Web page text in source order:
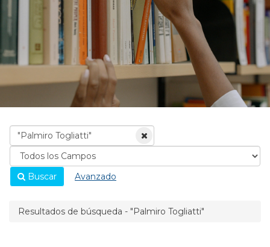
Buscar Avanzado
Resultados de búsqueda - "Palmiro Togliatti"